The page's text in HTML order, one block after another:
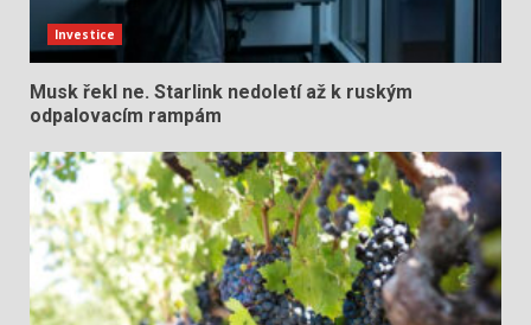
Investice
Musk řekl ne. Starlink nedoletí až k ruským
odpalovacím rampám